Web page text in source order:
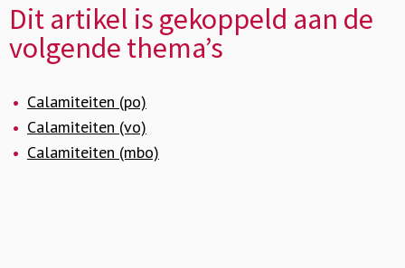
Dit artikel is gekoppeld aan de
volgende thema’s
Calamiteiten (po)
Calamiteiten (vo)
Calamiteiten (mbo)